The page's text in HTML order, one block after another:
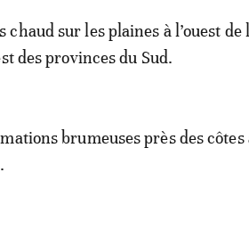
chaud sur les plaines à l’ouest
des provinces du Sud.
brumeuses près des